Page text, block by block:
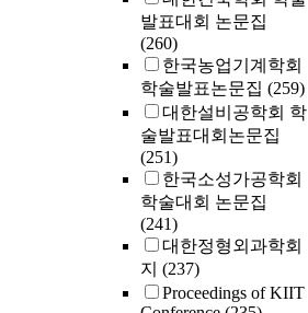
발표대회 논문집
(260)
한국농업기계학회
학술발표논문집 (259)
대한설비공학회 학
술발표대회논문집
(251)
한국소성가공학회
학술대회 논문집
(241)
대한정형외과학회
지 (237)
Proceedings of KIIT